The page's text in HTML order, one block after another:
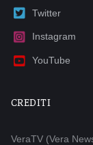
Twitter
Instagram
YouTube
CREDITI
VeraTV (Vera